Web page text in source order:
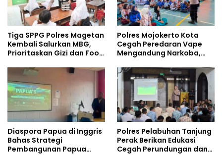
Tiga SPPG Polres Magetan
Kembali Salurkan MBG,
Prioritaskan Gizi dan Food
Polres Mojokerto Kota
Cegah Peredaran Vape
Mengandung Narkoba,
Kalangan Remaja
Diaspora Papua di Inggris
Bahas Strategi
Pembangunan Papua
Polres Pelabuhan Tanjung
Perak Berikan Edukasi
Cegah Perundungan dan